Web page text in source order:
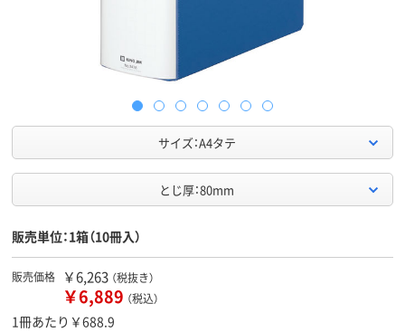
サイズ：A4タテ
とじ厚：80mm
販売単位：1箱（10冊入）
販売価格 ￥6,263 （税抜き）
￥6,889 （税込）
1冊あたり￥688.9